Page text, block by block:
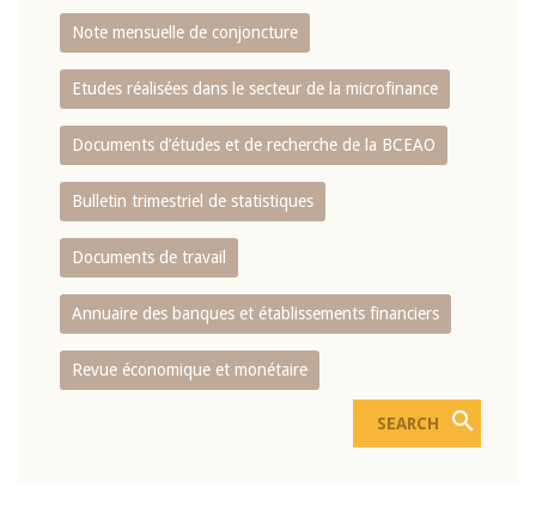
Note mensuelle de conjoncture
Etudes réalisées dans le secteur de la microfinance
Documents d’études et de recherche de la BCEAO
Bulletin trimestriel de statistiques
Documents de travail
Annuaire des banques et établissements financiers
Revue économique et monétaire